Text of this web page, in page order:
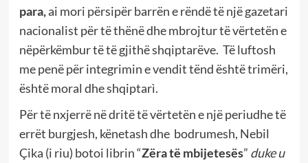
para,ai mori përsipër barrën e rëndë të një gazetari
nacionalist për të thënë dhe mbrojtur të vërtetën e
nëpërkëmbur të të gjithë shqiptarëve. Të luftosh
me penë për integrimin e vendit tënd është trimëri,
është moral dhe shqiptarì.
Për të nxjerrë në dritë të vërtetën e një periudhe të
errët burgjesh, kënetash dhe bodrumesh, Nebil
Çika (i riu) botoi librin “Zëra të mbijetesës” duke u